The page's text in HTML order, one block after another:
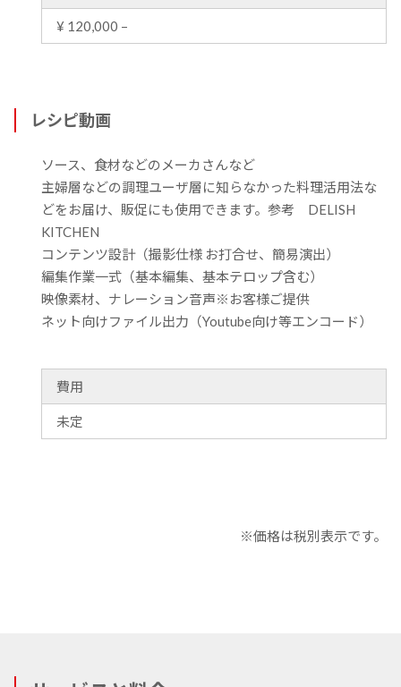
¥ 120,000 –
レシピ動画
ソース、食材などのメーカさんなど
主婦層などの調理ユーザ層に知らなかった料理活用法な
どをお届け、販促にも使用できます。参考 DELISH
KITCHEN
コンテンツ設計（撮影仕様 お打合せ、簡易演出）
編集作業一式（基本編集、基本テロップ含む）
映像素材、ナレーション音声※お客様ご提供
ネット向けファイル出力（Youtube向け等エンコード）
費用
未定
※価格は税別表示です。